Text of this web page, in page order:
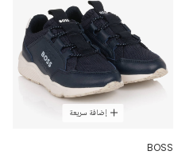
إضافة سريعة
BOSS